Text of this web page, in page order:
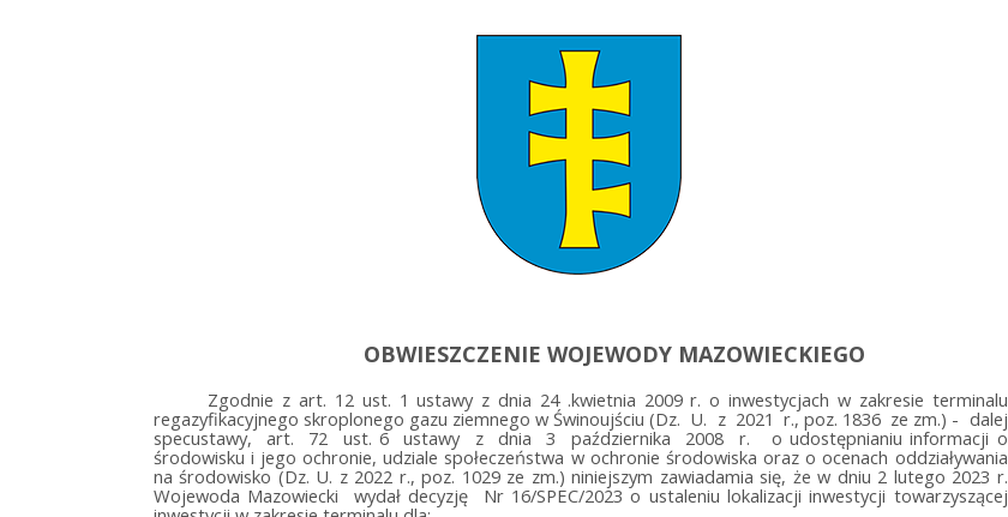
OBWIESZCZENIE WOJEWODY MAZOWIECKIEGO
Zgodnie z art. 12 ust. 1 ustawy z dnia 24 .kwietnia 2009 r. o inwestycjach w zakresie terminalu
regazyfikacyjnego skroplonego gazu ziemnego w Świnoujściu (Dz. U. z 2021 r., poz. 1836 ze zm.) - dalej
specustawy, art. 72 ust. 6 ustawy z dnia 3 października 2008 r. o udostępnianiu informacji o
środowisku i jego ochronie, udziale społeczeństwa w ochronie środowiska oraz o ocenach oddziaływania
na środowisko (Dz. U. z 2022 r., poz. 1029 ze zm.) niniejszym zawiadamia się, że w dniu 2 lutego 2023 r.
Wojewoda Mazowiecki wydał decyzję Nr 16/SPEC/2023 o ustaleniu lokalizacji inwestycji towarzyszącej